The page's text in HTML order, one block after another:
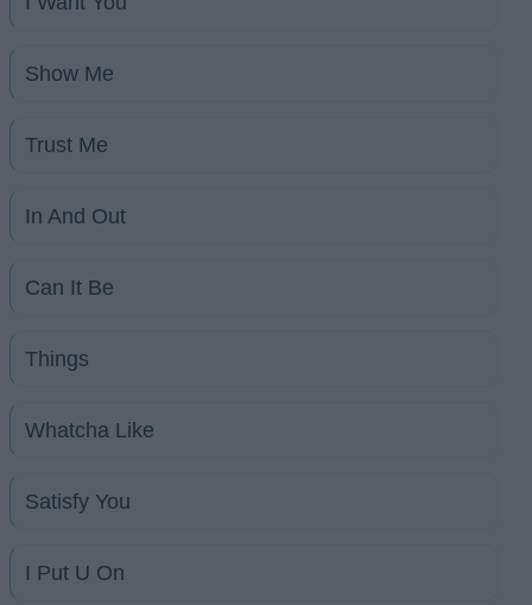
Show Me
Trust Me
In And Out
Can It Be
Things
Whatcha Like
Satisfy You
I Put U On